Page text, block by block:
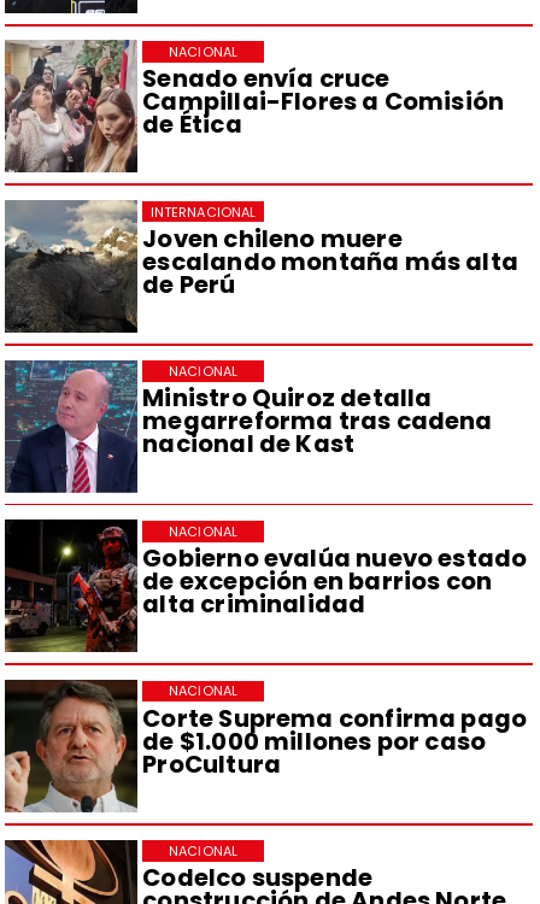
Senado envía cruce
Campillai-Flores a Comisión
de Ética
NACIONAL
Joven chileno muere
escalando montaña más alta
de Perú
INTERNACIONAL
Ministro Quiroz detalla
megarreforma tras cadena
nacional de Kast
NACIONAL
Gobierno evalúa nuevo estado
de excepción en barrios con
alta criminalidad
NACIONAL
Corte Suprema confirma pago
de $1.000 millones por caso
ProCultura
NACIONAL
Codelco suspende
NACIONAL